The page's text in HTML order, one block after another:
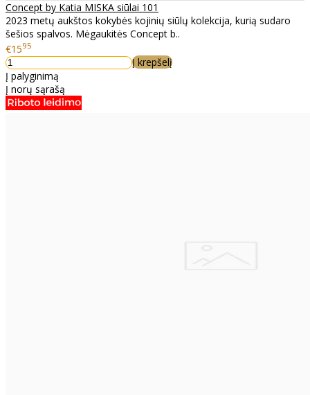
Concept by Katia MISKA siūlai 101
2023 metų aukštos kokybės kojinių siūlų kolekcija, kurią sudaro
šešios spalvos. Mėgaukitės Concept b..
€1595
Į krepšelį
Į palyginimą
Į norų sąrašą